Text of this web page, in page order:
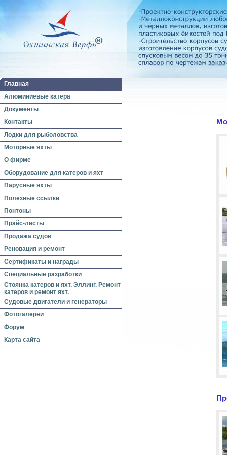
Главная
Алюминиевые катера
Документы
Контакты
Лодки для рыболовства
Моторные яхты
О фирме
Оборудование для катеров и яхт
Парусные яхты
Полезные ссылки
Понтоны
Прайс-листы
Продажа судов
Реновация и ремонт
Сертификаты и награды
Специальные разработки
Стоянка катеров и яхт. Эллинг. Ремонт
катеров и ремонт яхт.
Судовые двигатели и генераторы
Фотогалереи
Форум
Карта сайта